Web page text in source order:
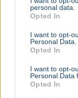
personal data.
Opted In
I want to opt-
Personal Data.
Opted In
I want to opt-
Personal Data
Opted In